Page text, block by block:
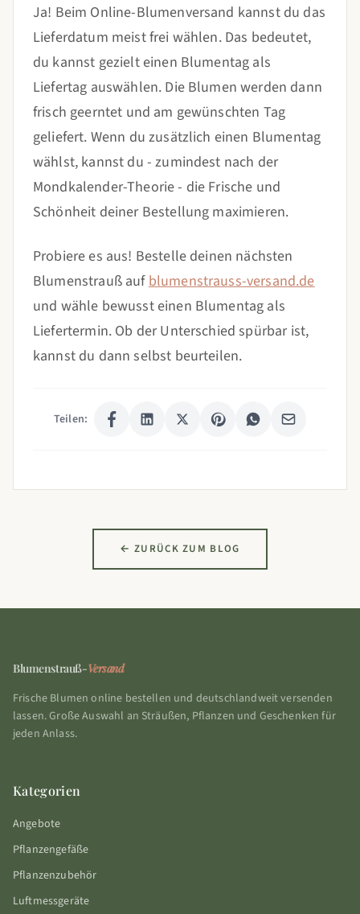
Ja! Beim Online-Blumenversand kannst du das
Lieferdatum meist frei wählen. Das bedeutet,
du kannst gezielt einen Blumentag als
Liefertag auswählen. Die Blumen werden dann
frisch geerntet und am gewünschten Tag
geliefert. Wenn du zusätzlich einen Blumentag
wählst, kannst du - zumindest nach der
Mondkalender-Theorie - die Frische und
Schönheit deiner Bestellung maximieren.
Probiere es aus! Bestelle deinen nächsten
Blumenstrauß aufblumenstrauss-versand.de
und wähle bewusst einen Blumentag als
Liefertermin. Ob der Unterschied spürbar ist,
kannst du dann selbst beurteilen.
Teilen:
← ZURÜCK ZUM BLOG
Blumenstrauß-Versand
Frische Blumen online bestellen und deutschlandweit versenden
lassen. Große Auswahl an Sträußen, Pflanzen und Geschenken für
jeden Anlass.
Kategorien
Angebote
Pflanzengefäße
Pflanzenzubehör
Luftmessgeräte